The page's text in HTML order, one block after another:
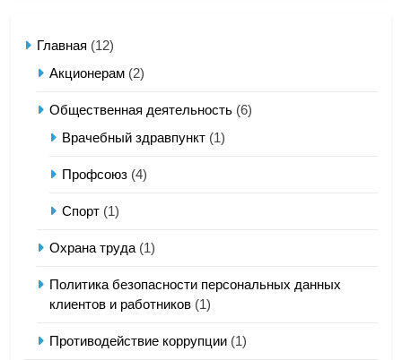
Главная (12)
Акционерам (2)
Общественная деятельность (6)
Врачебный здравпункт (1)
Профсоюз (4)
Спорт (1)
Охрана труда (1)
Политика безопасности персональных данных
клиентов и работников (1)
Противодействие коррупции (1)